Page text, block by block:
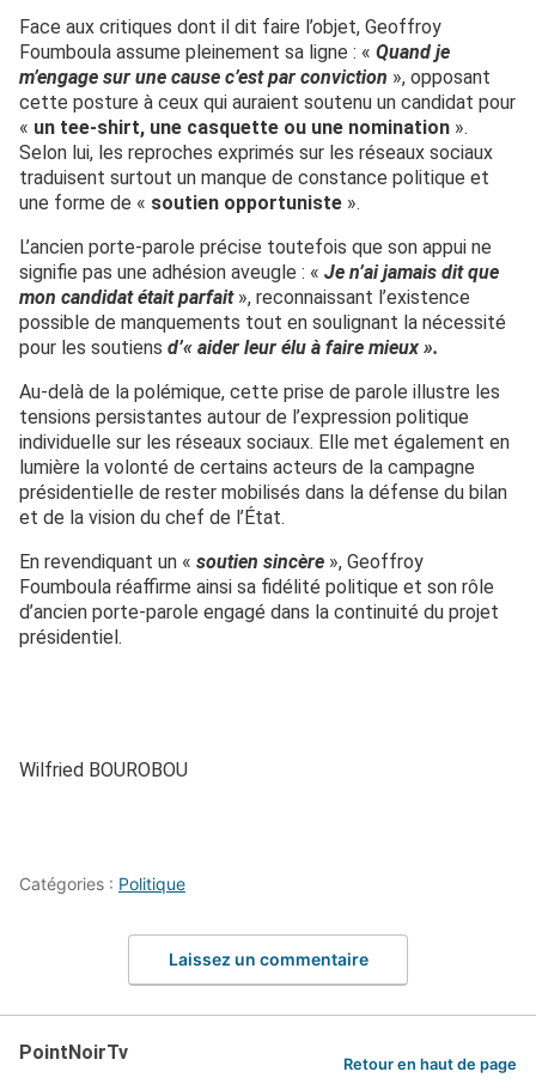
Face aux critiques dont il dit faire l’objet, Geoffroy
Foumboula assume pleinement sa ligne : « Quand je
m’engage sur une cause c’est par conviction », opposant
cette posture à ceux qui auraient soutenu un candidat pour
« un tee-shirt, une casquette ou une nomination ».
Selon lui, les reproches exprimés sur les réseaux sociaux
traduisent surtout un manque de constance politique et
une forme de « soutien opportuniste ».
L’ancien porte-parole précise toutefois que son appui ne
signifie pas une adhésion aveugle : « Je n’ai jamais dit que
mon candidat était parfait», reconnaissant l’existence
possible de manquements tout en soulignant la nécessité
pour les soutiens d’« aider leur élu à faire mieux ».
Au-delà de la polémique, cette prise de parole illustre les
tensions persistantes autour de l’expression politique
individuelle sur les réseaux sociaux. Elle met également en
lumière la volonté de certains acteurs de la campagne
présidentielle de rester mobilisés dans la défense du bilan
et de la vision du chef de l’État.
En revendiquant un « soutien sincère », Geoffroy
Foumboula réaffirme ainsi sa fidélité politique et son rôle
d’ancien porte-parole engagé dans la continuité du projet
présidentiel.
Wilfried BOUROBOU
Catégories : Politique
Laissez un commentaire
PointNoirTv
Retour en haut de page